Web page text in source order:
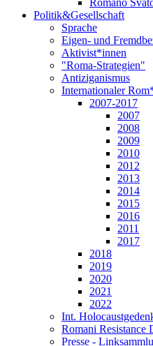
Romano
Politik&Gesellschaft
Sprache
Eigen- und
Aktivist*innen
"Roma-Strategien"
Antiziganismus
Internationaler
2007-2017
2007
2008
2009
2010
2012
2013
2014
2015
2016
2011
2017
2018
2019
2020
2021
2022
Int.
Romani Resistance
Presse -